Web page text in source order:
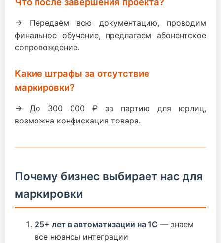
→ Передаём всю документацию, проводим
финальное обучение, предлагаем абонентское
сопровождение.
Какие штрафы за отсутствие
маркировки?
→ До 300 000 ₽ за партию для юрлиц,
возможна конфискация товара.
Почему бизнес выбирает нас для
маркировки
25+ лет в автоматизации на 1С — знаем
все нюансы интеграции